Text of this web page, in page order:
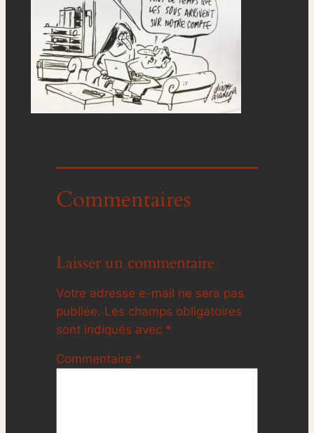
Commentaires
Laisser un commentaire
Votre adresse e-mail ne sera pas
publiée. Les champs obligatoires
sont indiqués avec *
Commentaire *